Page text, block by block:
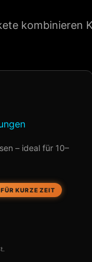
kombinieren
– ideal für 10–
KURZE ZEIT